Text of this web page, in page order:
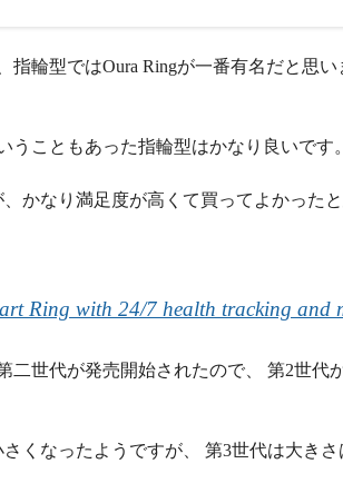
輪型ではOura Ringが一番有名だと思
こともあった指輪型はかなり良いです。
かなり満足度が高くて買ってよかったと
Ring with 24/7 health tracking and
二世代が発売開始されたので、 第2世代
くなったようですが、 第3世代は大き